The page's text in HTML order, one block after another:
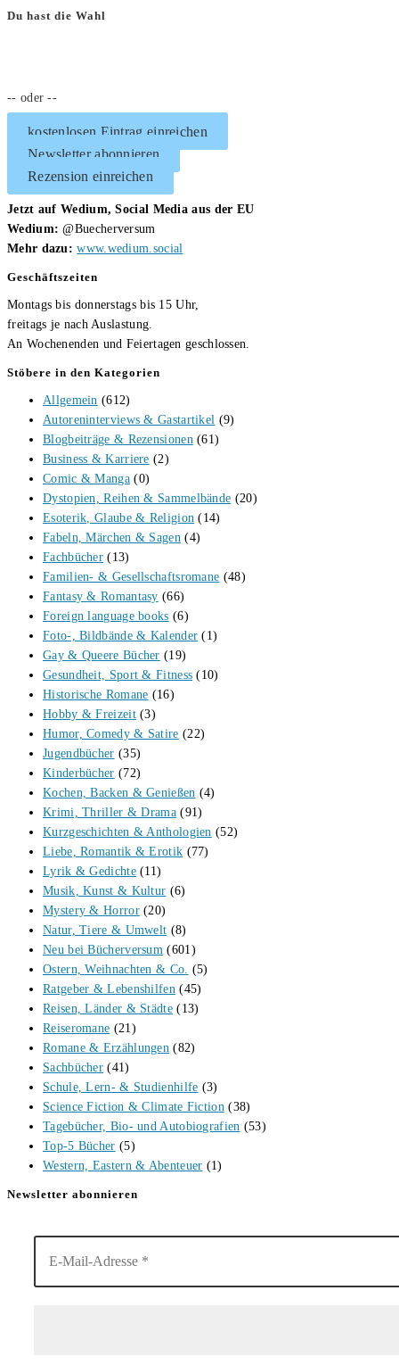
Du hast die Wahl
-- oder --
kostenlosen Eintrag einreichen
Newsletter abonnieren
Rezension einreichen
Jetzt auf Wedium, Social Media aus der EU
Wedium: @Buecherversum
Mehr dazu: www.wedium.social
Geschäftszeiten
Montags bis donnerstags bis 15 Uhr,
freitags je nach Auslastung.
An Wochenenden und Feiertagen geschlossen.
Stöbere in den Kategorien
Allgemein (612)
Autoreninterviews & Gastartikel (9)
Blogbeiträge & Rezensionen (61)
Business & Karriere (2)
Comic & Manga (0)
Dystopien, Reihen & Sammelbände (20)
Esoterik, Glaube & Religion (14)
Fabeln, Märchen & Sagen (4)
Fachbücher (13)
Familien- & Gesellschaftsromane (48)
Fantasy & Romantasy (66)
Foreign language books (6)
Foto-, Bildbände & Kalender (1)
Gay & Queere Bücher (19)
Gesundheit, Sport & Fitness (10)
Historische Romane (16)
Hobby & Freizeit (3)
Humor, Comedy & Satire (22)
Jugendbücher (35)
Kinderbücher (72)
Kochen, Backen & Genießen (4)
Krimi, Thriller & Drama (91)
Kurzgeschichten & Anthologien (52)
Liebe, Romantik & Erotik (77)
Lyrik & Gedichte (11)
Musik, Kunst & Kultur (6)
Mystery & Horror (20)
Natur, Tiere & Umwelt (8)
Neu bei Bücherversum (601)
Ostern, Weihnachten & Co. (5)
Ratgeber & Lebenshilfen (45)
Reisen, Länder & Städte (13)
Reiseromane (21)
Romane & Erzählungen (82)
Sachbücher (41)
Schule, Lern- & Studienhilfe (3)
Science Fiction & Climate Fiction (38)
Tagebücher, Bio- und Autobiografien (53)
Top-5 Bücher (5)
Western, Eastern & Abenteuer (1)
Newsletter abonnieren